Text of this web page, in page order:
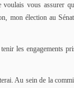
vous assurer
mon élection au
les engagements
Au sein de la